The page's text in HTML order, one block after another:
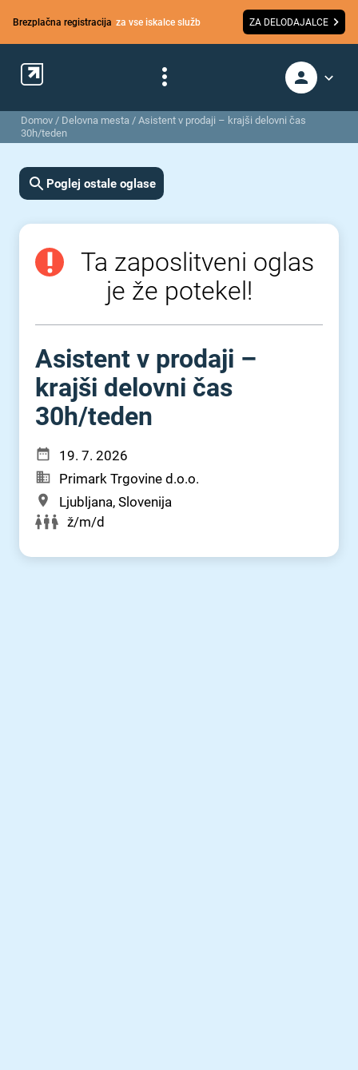
Brezplačna registracija za vse iskalce služb ZA DELODAJALCE
Domov / Delovna mesta / Asistent v prodaji – krajši delovni čas
30h/teden
Poglej ostale oglase
Ta zaposlitveni oglas
je že potekel!
Asistent v prodaji –
krajši delovni čas
30h⁠/⁠teden
19. 7. 2026
Primark Trgovine d.o.o.
Ljubljana, Slovenija
ž/m/d